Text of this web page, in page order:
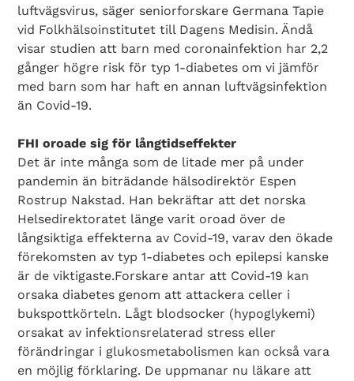
luftvägsvirus, säger seniorforskare Germana Tapie
vid Folkhälsoinstitutet till Dagens Medisin. Ändå
visar studien att barn med coronainfektion har 2,2
gånger högre risk för typ 1-diabetes om vi jämför
med barn som har haft en annan luftvägsinfektion
än Covid-19.
FHI oroade sig för långtidseffekter
Det är inte många som de litade mer på under
pandemin än biträdande hälsodirektör Espen
Rostrup Nakstad. Han bekräftar att det norska
Helsedirektoratet länge varit oroad över de
långsiktiga effekterna av Covid-19, varav den ökade
förekomsten av typ 1-diabetes och epilepsi kanske
är de viktigaste.Forskare antar att Covid-19 kan
orsaka diabetes genom att attackera celler i
bukspottkörteln. Lågt blodsocker (hypoglykemi)
orsakat av infektionsrelaterad stress eller
förändringar i glukosmetabolismen kan också vara
en möjlig förklaring. De uppmanar nu läkare att